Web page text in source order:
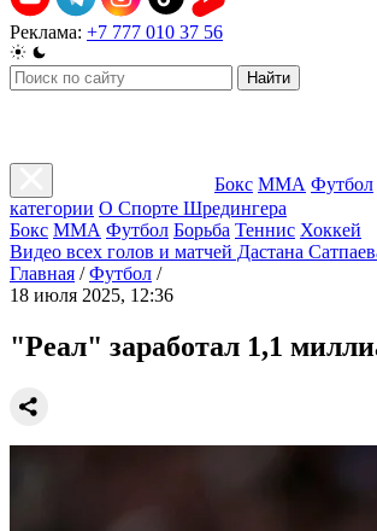
Реклама: +7 777 010 37 56
Найти
Бокс ММА Футбол
категории О Спорте Шредингера
Бокс ММА Футбол Борьба Теннис Хоккей
Видео всех голов и матчей Дастана
Главная / Футбол /
18 июля 2025, 12:36
"Реал" заработал 1,1